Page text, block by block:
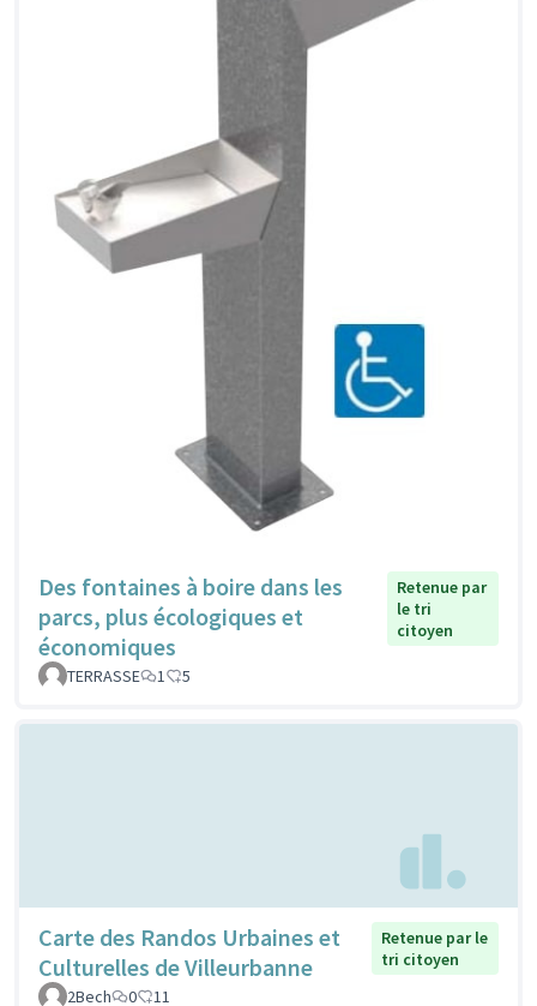
Des fontaines à boire dans les
parcs, plus écologiques et
économiques
Retenue par
le tri
citoyen
TERRASSE 1 5
Carte des Randos Urbaines et
Culturelles de Villeurbanne
Retenue par le
tri citoyen
2Bech
0 11